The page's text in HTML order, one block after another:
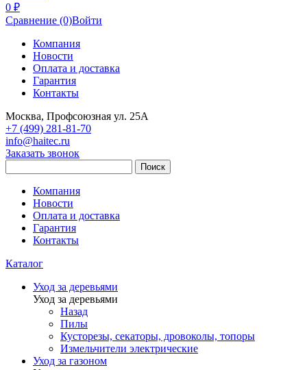
0 ₽
Сравнение (0)Войти
Компания
Новости
Оплата и доставка
Гарантия
Контакты
Москва, Профсоюзная ул. 25А
+7 (499) 281-81-70
info@haitec.ru
Заказать звонок
Поиск
Компания
Новости
Оплата и доставка
Гарантия
Контакты
Каталог
Уход за деревьями
Уход за деревьями
Назад
Пилы
Кусторезы, секаторы, дровоколы, топоры
Измельчители электрические
Уход за газоном